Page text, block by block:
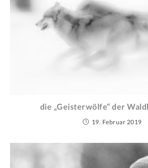
die „Geisterwölfe“ der
19. Februar 2019